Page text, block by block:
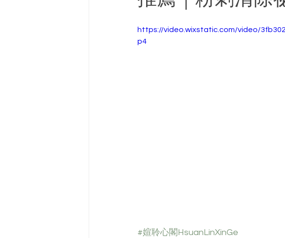
https://video.wixstatic.com/video/
p4
#媗聆心閣HsuanLinXinGe